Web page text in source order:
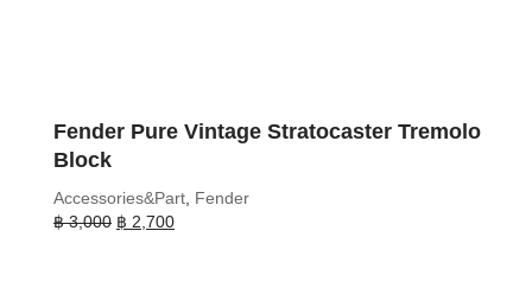
Fender Pure Vintage Stratocaster Tremolo
Block
Accessories&Part Fender
฿3,000 Original
฿ 2,700Current